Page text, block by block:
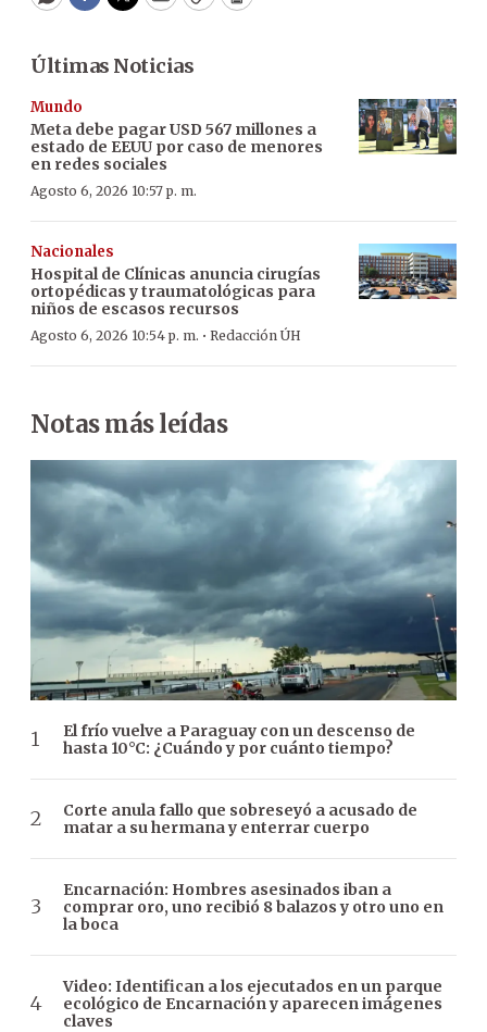
Últimas Noticias
Mundo
Meta debe pagar USD 567 millones a
estado de EEUU por caso de menores
en redes sociales
Agosto 6, 2026 10:57 p. m.
Nacionales
Hospital de Clínicas anuncia cirugías
ortopédicas y traumatológicas para
niños de escasos recursos
Agosto 6, 2026 10:54 p. m. · Redacción ÚH
Notas más leídas
El frío vuelve a Paraguay con un descenso de
hasta 10°C: ¿Cuándo y por cuánto tiempo?
Corte anula fallo que sobreseyó a acusado de
matar a su hermana y enterrar cuerpo
Encarnación: Hombres asesinados iban a
comprar oro, uno recibió 8 balazos y otro uno en
la boca
Video: Identifican a los ejecutados en un parque
ecológico de Encarnación y aparecen imágenes
claves